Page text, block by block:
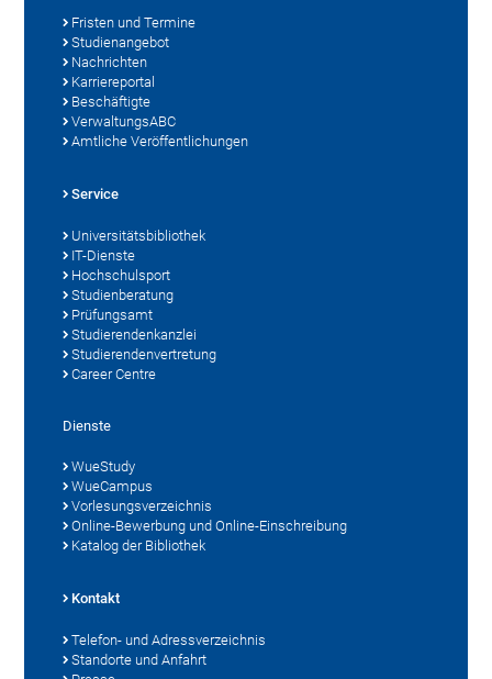
Fristen und Termine
Studienangebot
Nachrichten
Karriereportal
Beschäftigte
VerwaltungsABC
Amtliche Veröffentlichungen
Service
Universitätsbibliothek
IT-Dienste
Hochschulsport
Studienberatung
Prüfungsamt
Studierendenkanzlei
Studierendenvertretung
Career Centre
Dienste
WueStudy
WueCampus
Vorlesungsverzeichnis
Online-Bewerbung und Online-Einschreibung
Katalog der Bibliothek
Kontakt
Telefon- und Adressverzeichnis
Standorte und Anfahrt